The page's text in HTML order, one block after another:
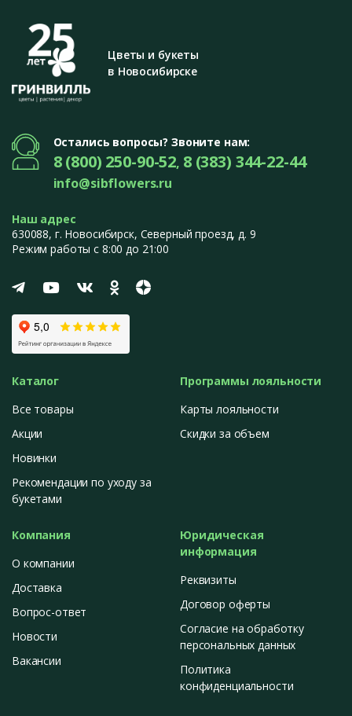
Цветы и букеты
в Новосибирске
Остались вопросы? Звоните нам:
8 (800) 250-90-52, 8 (383) 344-22-44
info@sibflowers.ru
Наш адрес
630088, г. Новосибирск, Северный проезд, д. 9
Режим работы с 8:00 до 21:00
Каталог
Все товары
Акции
Новинки
Рекомендации по уходу за
букетами
Программы лояльности
Карты лояльности
Скидки за объем
Компания
О компании
Доставка
Вопрос-ответ
Новости
Вакансии
Юридическая
информация
Реквизиты
Договор оферты
Согласие на обработку
персональных данных
Политика
конфиденциальности